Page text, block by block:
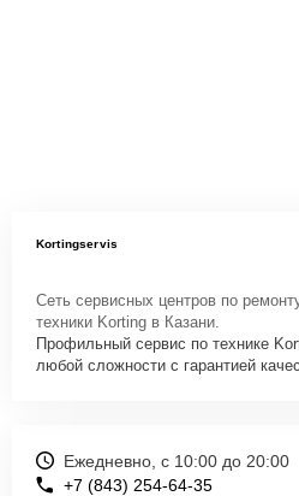
Kortingservis
Сеть сервисных центров по
техники Korting в Казани.
Профильный сервис по технике
любой сложности с гарантией
Ежедневно, с 10:00 до 20:00
+7 (843) 254-64-35